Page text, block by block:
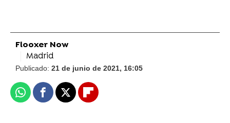
Flooxer Now
Madrid
Publicado: 21 de junio de 2021, 16:05
WhatsappFacebook
X Flipboard